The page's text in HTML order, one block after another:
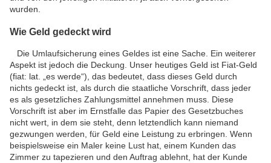
wurden.
Wie Geld gedeckt wird
Die Umlaufsicherung eines Geldes ist eine Sache. Ein weiterer
Aspekt ist jedoch die Deckung. Unser heutiges Geld ist Fiat-Geld
(fiat: lat. „es werde“), das bedeutet, dass dieses Geld durch
nichts gedeckt ist, als durch die staatliche Vorschrift, dass jeder
es als gesetzliches Zahlungsmittel annehmen muss. Diese
Vorschrift ist aber im Ernstfalle das Papier des Gesetzbuches
nicht wert, in dem sie steht, denn letztendlich kann niemand
gezwungen werden, für Geld eine Leistung zu erbringen. Wenn
beispielsweise ein Maler keine Lust hat, einem Kunden das
Zimmer zu tapezieren und den Auftrag ablehnt, hat der Kunde